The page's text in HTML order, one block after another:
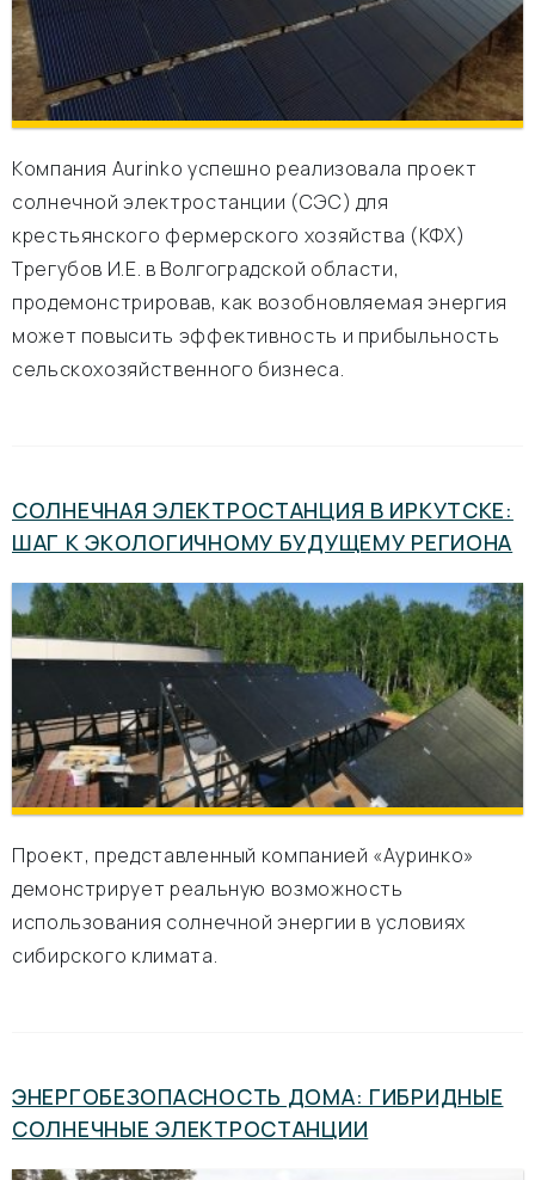
Компания Aurinko успешно реализовала проект
солнечной электростанции (СЭС) для
крестьянского фермерского хозяйства (КФХ)
Трегубов И.Е. в Волгоградской области,
продемонстрировав, как возобновляемая энергия
может повысить эффективность и прибыльность
сельскохозяйственного бизнеса.
СОЛНЕЧНАЯ ЭЛЕКТРОСТАНЦИЯ В ИРКУТСКЕ:
ШАГ К ЭКОЛОГИЧНОМУ БУДУЩЕМУ РЕГИОНА
Проект, представленный компанией «Ауринко»
демонстрирует реальную возможность
использования солнечной энергии в условиях
сибирского климата.
ЭНЕРГОБЕЗОПАСНОСТЬ ДОМА: ГИБРИДНЫЕ
СОЛНЕЧНЫЕ ЭЛЕКТРОСТАНЦИИ